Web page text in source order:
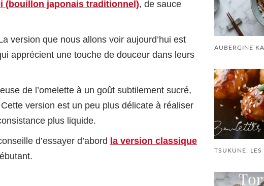
(bouillon japonais traditionnel), de sauce
version que nous allons voir aujourd’hui est
apprécient une touche de douceur dans leurs
de l’omelette à un goût subtilement sucré,
version est un peu plus délicate à réaliser
plus liquide.
d’essayer d’abord la version classique